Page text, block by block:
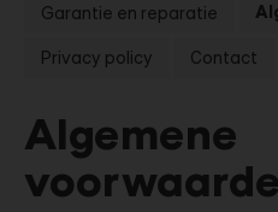
Garantie en reparatie
Privacy policy Contact
Algemene